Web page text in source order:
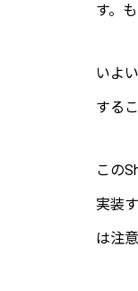
す。
いよ
する
この
実装
は注